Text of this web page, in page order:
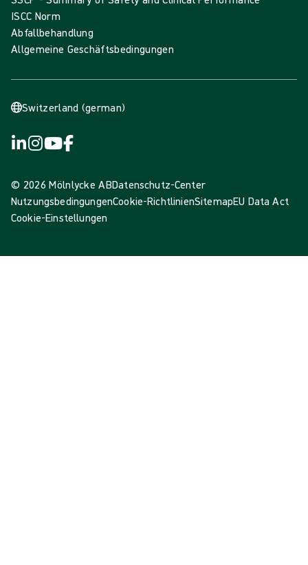
ISCC Norm
Abfallbehandlung
Allgemeine Geschäftsbedingungen
Switzerland (german)
© 2026 Mölnlycke ABDatenschutz-Center
NutzungsbedingungenCookie-RichtlinienSitemapEU Data Act
Cookie-Einstellungen